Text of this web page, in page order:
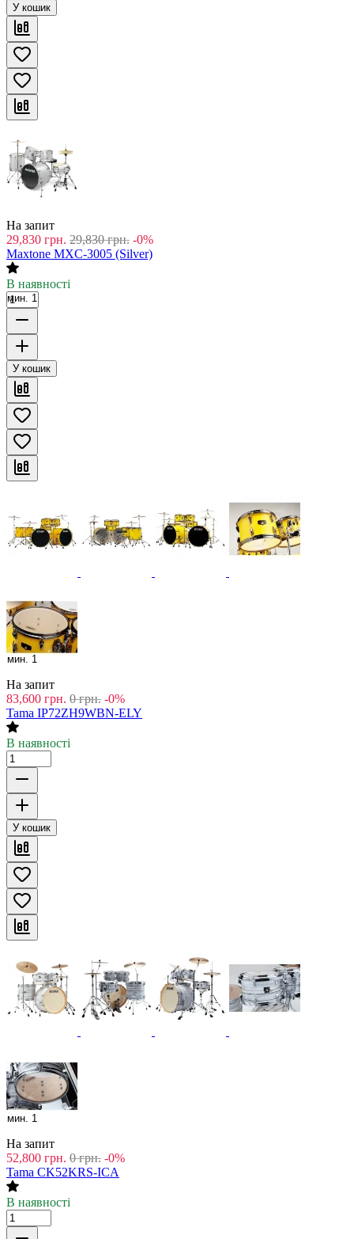
У кошик
На запит
29,830 грн. 29,830 грн. -0%
Maxtone MXC-3005 (Silver)
В наявності
мин. 1
У кошик
На запит
83,600 грн. 0 грн. -0%
Tama IP72ZH9WBN-ELY
В наявності
мин. 1
У кошик
На запит
52,800 грн. 0 грн. -0%
Tama CK52KRS-ICA
В наявності
мин. 1